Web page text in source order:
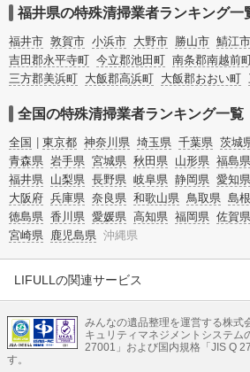
ムによる原状回復・オゾン脱臭機による腐敗臭な
など絞り込み条件を利用し検索してみましょう。
また故人のご遺族だけでなく不動産管理会社様や
のご担当者様でも相談できます。
福井県の特殊清掃業者ランキング一
福井市 敦賀市 小浜市 大野市 勝山市 鯖江市
吉田郡永平寺町 今立郡池田町 南条郡南越前
三方郡美浜町 大飯郡高浜町 大飯郡おおい町
全国の特殊清掃業者ランキング一覧
全国 東京都 神奈川県 埼玉県 千葉県 茨城
青森県 岩手県 宮城県 秋田県 山形県 福島県
福井県 山梨県 長野県 岐阜県 静岡県 愛知県
大阪府 兵庫県 奈良県 和歌山県 鳥取県 島
徳島県 香川県 愛媛県 高知県 福岡県 佐賀県
宮崎県 鹿児島県 沖縄県
LIFULLの関連サービス
不動産・住宅
引越し 老人ホーム 地方創生
不動産クラウドファンディング 遺品整理
みんなの遺品整理を運営する株式
キュリティマネジメントシステム
27001」および国内規格「JIS Q
す。